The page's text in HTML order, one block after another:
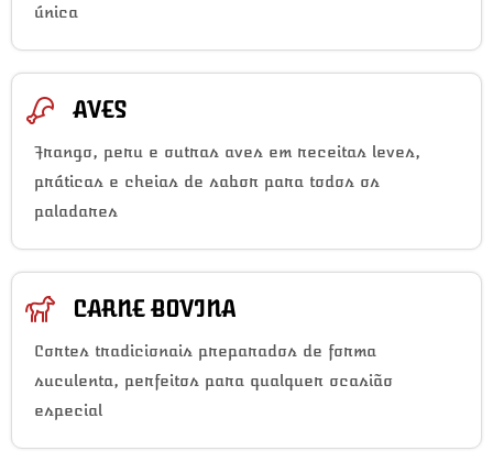
única
AVES
Frango, peru e outras aves em receitas leves,
práticas e cheias de sabor para todos os
paladares
CARNE BOVINA
Cortes tradicionais preparados de forma
suculenta, perfeitos para qualquer ocasião
especial